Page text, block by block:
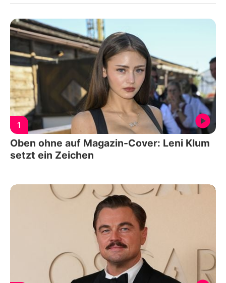
1
Oben ohne auf Magazin-Cover: Leni Klum
setzt ein Zeichen